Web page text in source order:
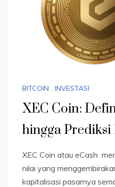
BITCOIN INVESTASI
XEC Coin:
hingga
XEC Coin atau eCash
nilai yang
kapitalisasi pasarnya